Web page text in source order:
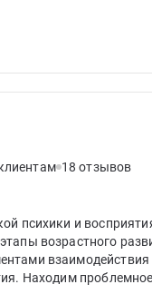
18 отзывов
психики и
возрастного
взаимодействия
Находим